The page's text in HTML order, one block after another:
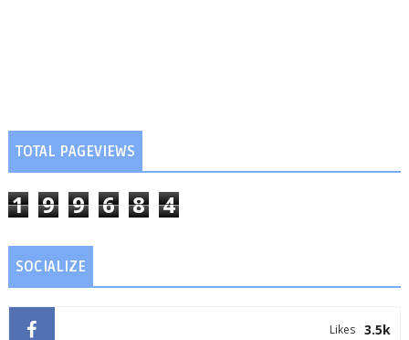
TOTAL PAGEVIEWS
1 9 9 6 8 4
SOCIALIZE
3.5k
Likes